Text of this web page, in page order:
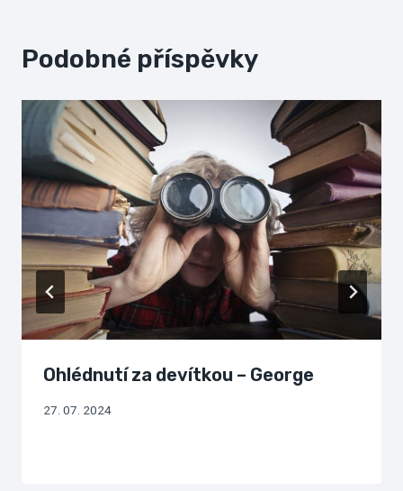
Podobné příspěvky
Ohlédnutí za devítkou – George
27. 07. 2024